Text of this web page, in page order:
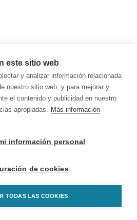
este sitio web
y analizar información relacionada
nuestro sitio web, y para mejorar y
el contenido y publicidad en nuestro
apropiadas. Más información
información personal
de cookies
TODAS LAS COOKIES